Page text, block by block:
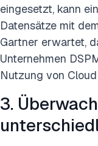
eingesetzt, kann
Datensätze mit
Gartner erwartet,
Unternehmen
Nutzung von
3.